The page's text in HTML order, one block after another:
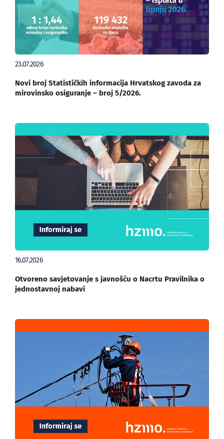
23.07.2026
Novi broj Statističkih informacija Hrvatskog zavoda za
mirovinsko osiguranje – broj 5/2026.
16.07.2026
Otvoreno savjetovanje s javnošću o Nacrtu Pravilnika o
jednostavnoj nabavi